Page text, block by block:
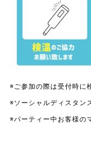
※ご参加の際は受付時に
※ソーシャルディスタン
※パーティー中お客様の